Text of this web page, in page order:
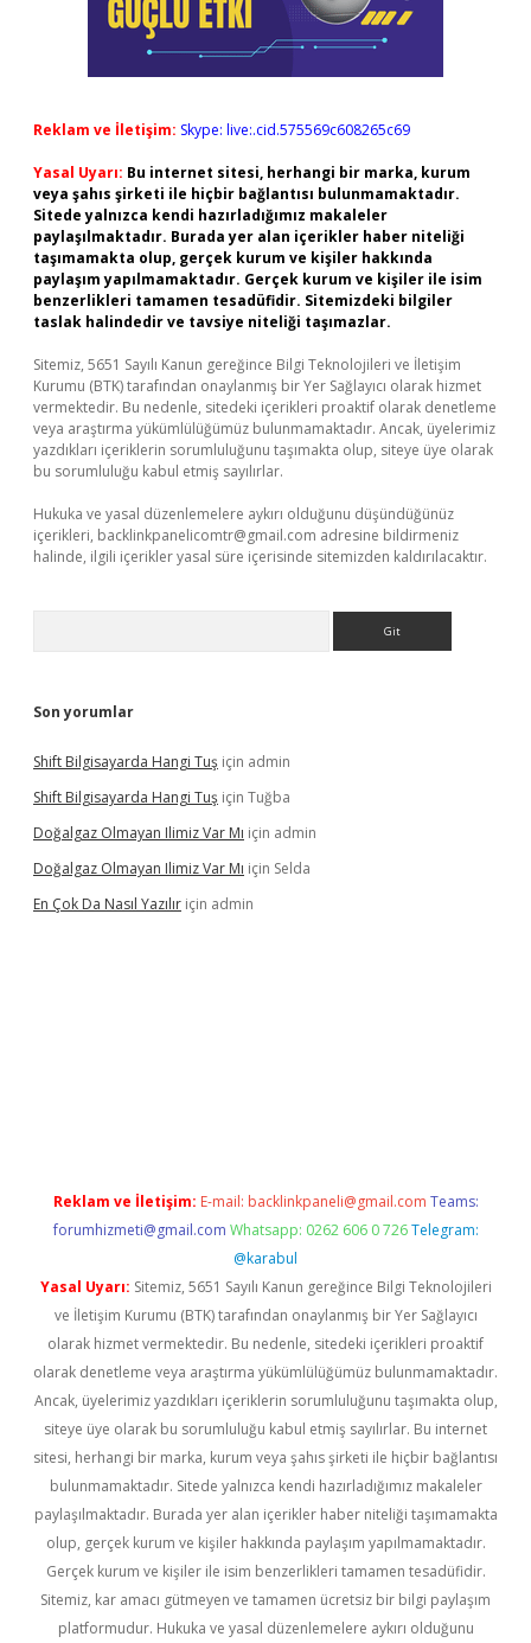
Reklam ve İletişim: Skype: live:.cid.575569c608265c69
Yasal Uyarı: Bu internet sitesi, herhangi bir marka, kurum
veya şahıs şirketi ile hiçbir bağlantısı bulunmamaktadır.
Sitede yalnızca kendi hazırladığımız makaleler
paylaşılmaktadır. Burada yer alan içerikler haber niteliği
taşımamakta olup, gerçek kurum ve kişiler hakkında
paylaşım yapılmamaktadır. Gerçek kurum ve kişiler ile isim
benzerlikleri tamamen tesadüfidir. Sitemizdeki bilgiler
taslak halindedir ve tavsiye niteliği taşımazlar.
Sitemiz, 5651 Sayılı Kanun gereğince Bilgi Teknolojileri ve İletişim
Kurumu (BTK) tarafından onaylanmış bir Yer Sağlayıcı olarak hizmet
vermektedir. Bu nedenle, sitedeki içerikleri proaktif olarak denetleme
veya araştırma yükümlülüğümüz bulunmamaktadır. Ancak, üyelerimiz
yazdıkları içeriklerin sorumluluğunu taşımakta olup, siteye üye olarak
bu sorumluluğu kabul etmiş sayılırlar.
Hukuka ve yasal düzenlemelere aykırı olduğunu düşündüğünüz
içerikleri, backlinkpanelicomtr@gmail.com adresine bildirmeniz
halinde, ilgili içerikler yasal süre içerisinde sitemizden kaldırılacaktır.
Son yorumlar
Shift Bilgisayarda Hangi Tuş için admin
Shift Bilgisayarda Hangi Tuş için Tuğba
Doğalgaz Olmayan Ilimiz Var Mı için admin
Doğalgaz Olmayan Ilimiz Var Mı için Selda
En Çok Da Nasıl Yazılır için admin
Reklam ve İletişim: E-mail: backlinkpaneli@gmail.com Teams:
forumhizmeti@gmail.com Whatsapp: 0262 606 0 726 Telegram:
@karabul
Yasal Uyarı: Sitemiz, 5651 Sayılı Kanun gereğince Bilgi Teknolojileri
ve İletişim Kurumu (BTK) tarafından onaylanmış bir Yer Sağlayıcı
olarak hizmet vermektedir. Bu nedenle, sitedeki içerikleri proaktif
olarak denetleme veya araştırma yükümlülüğümüz bulunmamaktadır.
Ancak, üyelerimiz yazdıkları içeriklerin sorumluluğunu taşımakta olup,
siteye üye olarak bu sorumluluğu kabul etmiş sayılırlar. Bu internet
sitesi, herhangi bir marka, kurum veya şahıs şirketi ile hiçbir bağlantısı
bulunmamaktadır. Sitede yalnızca kendi hazırladığımız makaleler
paylaşılmaktadır. Burada yer alan içerikler haber niteliği taşımamakta
olup, gerçek kurum ve kişiler hakkında paylaşım yapılmamaktadır.
Gerçek kurum ve kişiler ile isim benzerlikleri tamamen tesadüfidir.
Sitemiz, kar amacı gütmeyen ve tamamen ücretsiz bir bilgi paylaşım
platformudur. Hukuka ve yasal düzenlemelere aykırı olduğunu